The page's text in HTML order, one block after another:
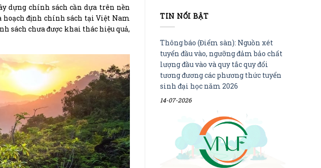
dựng chính sách cần dựa trên nền
định chính sách tại Việt Nam
sách chưa được khai thác hiệu quả,
TIN NỔI BẬT
Thông báo (Điểm sàn): Nguồn xét
tuyển đầu vào, ngưỡng đảm bảo chất
lượng đầu vào và quy tắc quy đổi
tương đương các phương thức tuyển
sinh đại học năm 2026
14-07-2026